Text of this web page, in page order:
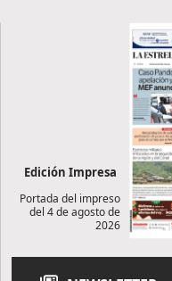
Edición Impresa
Portada del impreso
del 4 de agosto de
2026